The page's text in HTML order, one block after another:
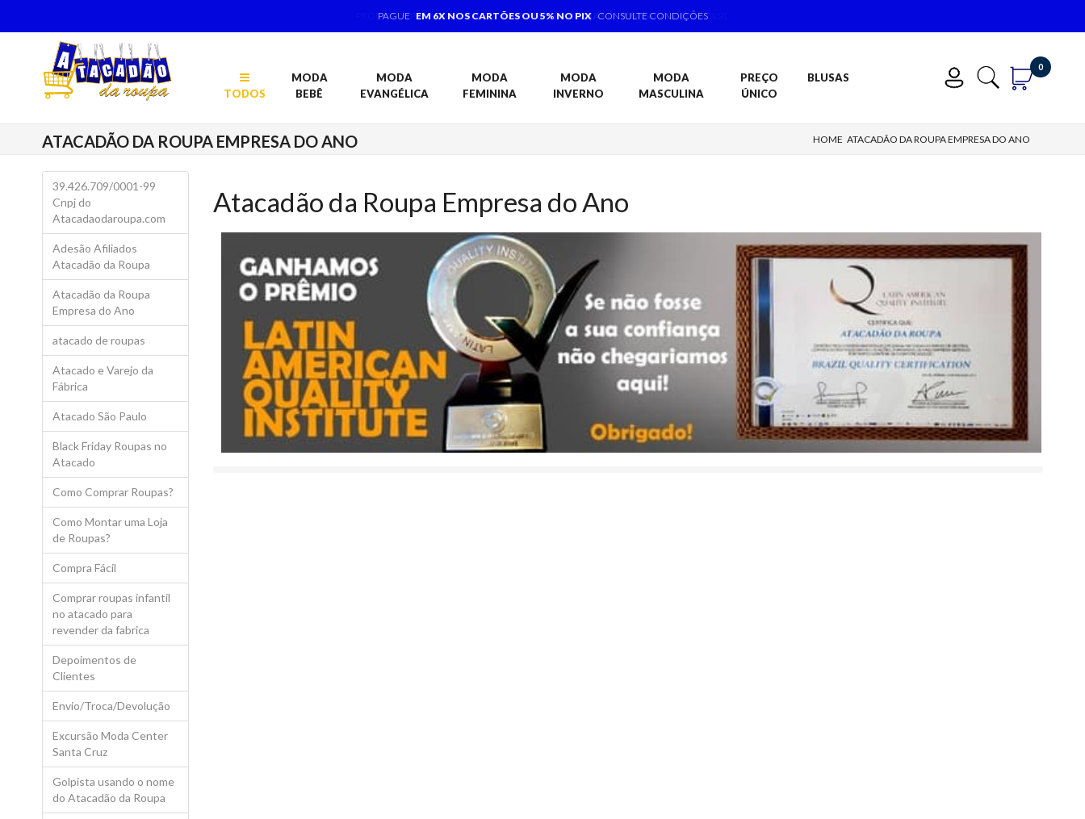
PRODUTOS PRONTA ENTREGA, ENVIAMOS 1 A 3 DIAS ÚTEIS PARA TODO BRASIL
TODOS
MODA
BEBÊ
MODA
EVANGÉLICA
MODA
FEMININA
MODA
INVERNO
MODA
MASCULINA
PREÇO
ÚNICO
BLUSAS
0
ATACADÃO DA ROUPA EMPRESA DO ANO HOME ATACADÃO DA ROUPA EMPRESA DO ANO
39.426.709/0001-99
Cnpj do
Atacadaodaroupa.com
Adesão Afiliados
Atacadão da Roupa
Atacadão da Roupa
Empresa do Ano
atacado de roupas
Atacado e Varejo da
Fábrica
Atacado São Paulo
Black Friday Roupas no
Atacado
Como Comprar Roupas?
Como Montar uma Loja
de Roupas?
Compra Fácil
Comprar roupas infantil
no atacado para
revender da fabrica
Depoimentos de
Clientes
Envio/Troca/Devolução
Excursão Moda Center
Santa Cruz
Golpista usando o nome
do Atacadão da Roupa
Atacadão da Roupa Empresa do Ano